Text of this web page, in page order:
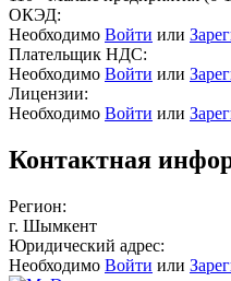
ОКЭД:
Необходимо Войти или
Плательщик НДС:
Необходимо Войти или
Лицензии:
Необходимо Войти или
Контактная
Регион:
г. Шымкент
Юридический адрес:
Необходимо Войти или